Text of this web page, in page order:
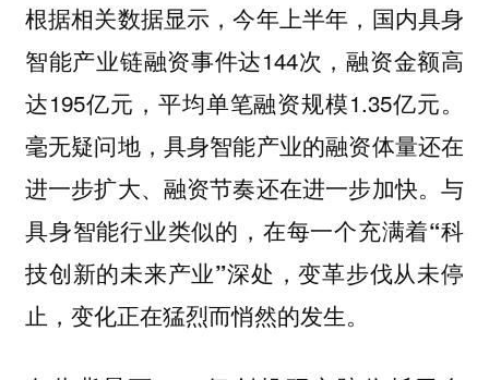
根据相关数据显示，今年上半年，国内具身
智能产业链融资事件达144次，融资金额高
达195亿元，平均单笔融资规模1.35亿元。
毫无疑问地，具身智能产业的融资体量还在
进一步扩大、融资节奏还在进一步加快。与
具身智能行业类似的，在每一个充满着“科
技创新的未来产业”深处，变革步伐从未停
止，变化正在猛烈而悄然的发生。